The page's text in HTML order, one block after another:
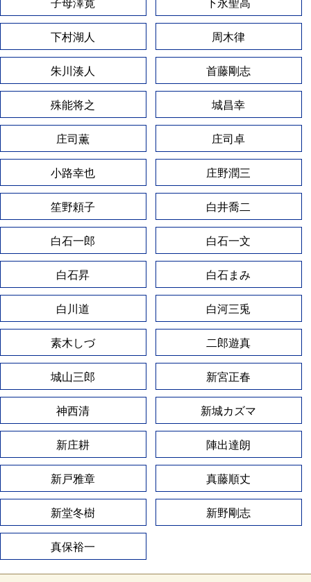
子母澤寛 下永聖高
下村湖人 周木律
朱川湊人 首藤剛志
殊能将之 城昌幸
庄司薫 庄司卓
小路幸也 庄野潤三
笙野頼子 白井喬二
白石一郎 白石一文
白石昇 白石まみ
白川道 白河三兎
素木しづ 二郎遊真
城山三郎 新宮正春
神西清 新城カズマ
新庄耕 陣出達朗
新戸雅章 真藤順丈
新堂冬樹 新野剛志
真保裕一